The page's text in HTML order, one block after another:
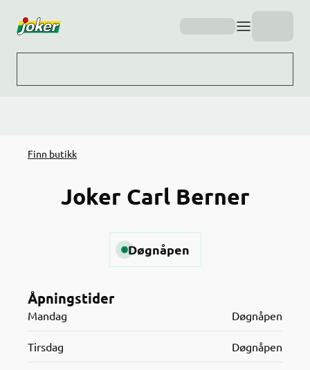
Finn butikk
Joker Carl Berner
Døgnåpen
Åpningstider
Mandag Døgnåpen
Tirsdag Døgnåpen